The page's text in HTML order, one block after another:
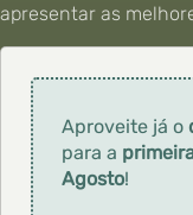
apresentar as
Aproveite já o
para a
Agosto!